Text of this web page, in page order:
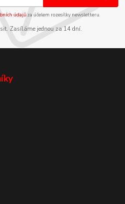
údajůza účelem rozesílky newsletteru.
Zasíláme jednou za 14 dní.